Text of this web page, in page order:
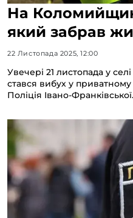
На
який забрав
22 Листопада 2025, 12:00
Увечері 21 листопада у
стався вибух у
Поліція Івано-